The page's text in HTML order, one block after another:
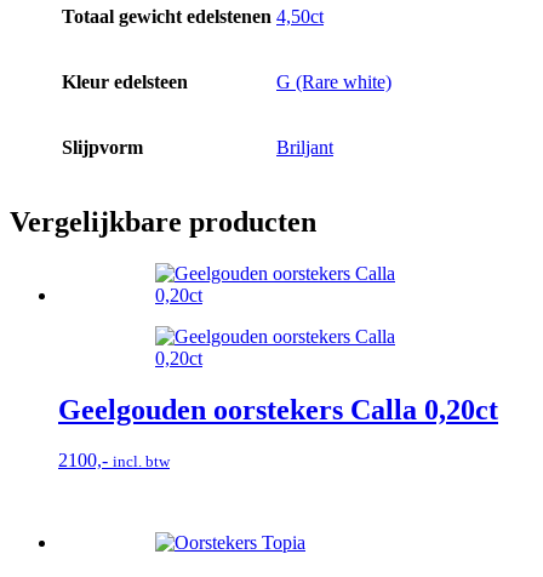
Totaal gewicht edelstenen 4,50ct
Kleur edelsteen G (Rare white)
Slijpvorm Briljant
Vergelijkbare producten
Geelgouden oorstekers Calla 0,20ct
2100,- incl. btw